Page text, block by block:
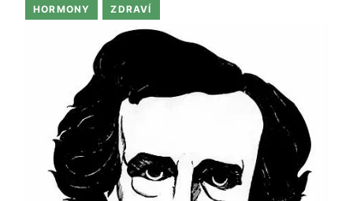
HORMONY ZDRAVÍ